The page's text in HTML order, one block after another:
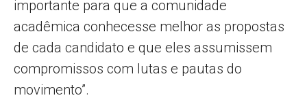
importante para que a comunidade
acadêmica conhecesse melhor as propostas
de cada candidato e que eles assumissem
compromissos com lutas e pautas do
movimento”.